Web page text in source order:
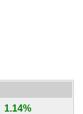
1.14%